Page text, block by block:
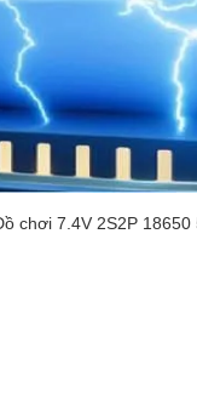
chơi 7.4V 2S2P